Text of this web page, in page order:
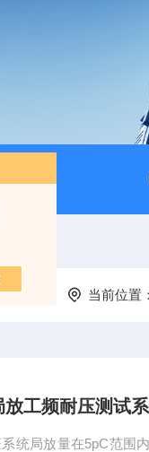
高压系列
当前位置：
工频耐压测试
统局放量在5pC范围